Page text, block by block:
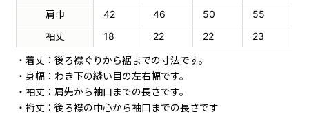
肩巾
42 46 50
55
袖丈
18 22 22 23
着丈：後ろ襟ぐりから裾までの寸法です。
身幅：わき下の縫い目の左右幅です。
袖丈：肩先から袖口までの長さです。
裄丈：後ろ襟の中心から袖口までの長さです